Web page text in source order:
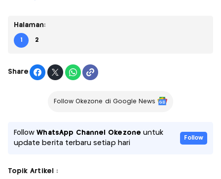
Halaman:
1 2
Share
Follow Okezone di Google News
FollowWhatsApp Channel Okezone untuk
update berita terbaru setiap hari
Follow
Topik Artikel :